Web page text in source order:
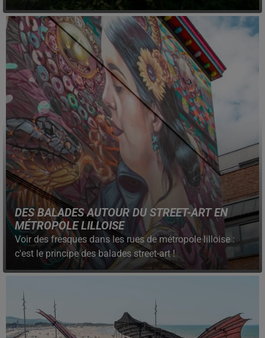
DES BALADES AUTOUR DU STREET-ART EN
MÉTROPOLE LILLOISE
Voir des fresques dans les rues de métropole lilloise :
c'est le principe des balades street-art !